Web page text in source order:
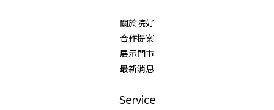
關於院好
合作提案
展示門市
最新消息
Service